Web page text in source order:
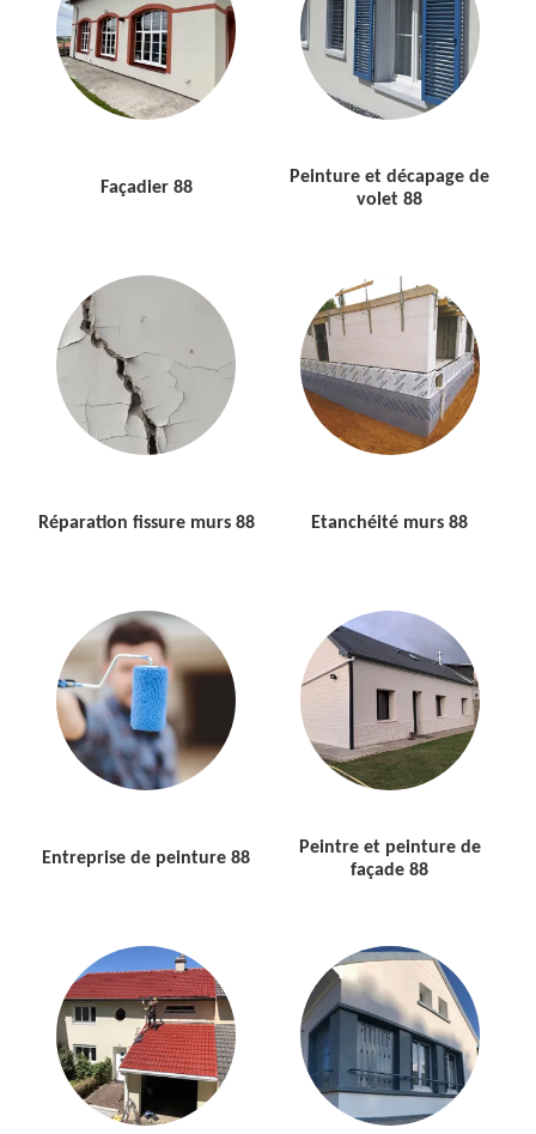
Façadier 88
Peinture et décapage de
volet 88
Réparation fissure murs 88 Etanchéité murs 88
Entreprise de peinture 88
Peintre et peinture de
façade 88